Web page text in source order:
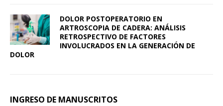
DOLOR POSTOPERATORIO EN
ARTROSCOPIA DE CADERA: ANÁLISIS
RETROSPECTIVO DE FACTORES
INVOLUCRADOS EN LA GENERACIÓN DE
DOLOR
INGRESO DE MANUSCRITOS